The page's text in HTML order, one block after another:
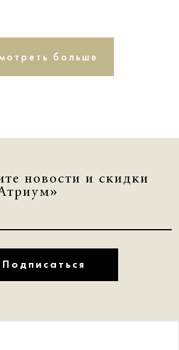
больше
новости и скидки
Подписаться